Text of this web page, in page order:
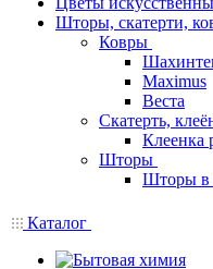
Шторы, скатерти,
Ковры
Maximus
Веста
Скатерть,
Клеенка
Шторы
Шторы в
Каталог